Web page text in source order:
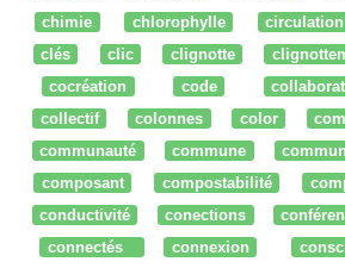
chimie
chlorophylle circulation
clés
clic clignotte
cocréation
code
collectif
colonnes color
communauté
commune
composant
compostabilité
conductivité
conections
connectés
connexion